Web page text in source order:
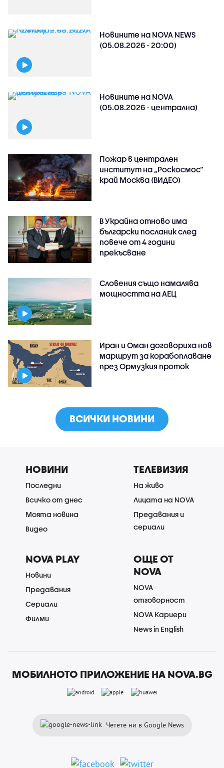
Новините на NOVA NEWS
(05.08.2026 - 20:00)
Новините на NOVA
(05.08.2026 - централна)
Пожар в централен
институт на „Роскосмос“
край Москва (ВИДЕО)
В Украйна отново има
български посланик след
повече от 4 години
прекъсване
Словения също намалява
мощността на АЕЦ
Иран и Оман договориха нов
маршрут за корабоплаване
през Ормузкия проток
ВСИЧКИ НОВИНИ
НОВИНИ
Последни
Всичко от днес
Моята новина
Видео
ТЕЛЕВИЗИЯ
На живо
Лицата на NOVA
Предавания и
сериали
NOVA PLAY
Новини
Предавания
Сериали
Филми
ОЩЕ ОТ
NOVA
NOVA
отговорност
NOVA Кариери
News in English
МОБИЛНОТО ПРИЛОЖЕНИЕ НА NOVA.BG
Четете ни в Google News